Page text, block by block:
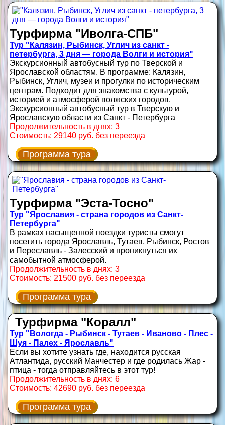
Турфирма "Иволга-СПБ"
Тур "Калязин, Рыбинск, Углич из санкт -
петербурга, 3 дня — города Волги и история"
Экскурсионный автобусный тур по Тверской и
Ярославской областям. В программе: Калязин,
Рыбинск, Углич, музеи и прогулки по историческим
центрам. Подходит для знакомства с культурой,
историей и атмосферой волжских городов.
Экскурсионный автобусный тур в Тверскую и
Ярославскую области из Санкт - Петербурга
Продолжительность в днях: 3
Стоимость: 29140 руб. без переезда
Программа тура
Турфирма "Эста-Тосно"
Тур "Ярославия - страна городов из Санкт‑
Петербурга"
В рамках насыщенной поездки туристы смогут
посетить города Ярославль, Тутаев, Рыбинск, Ростов
и Переславль - Залесский и проникнуться их
самобытной атмосферой.
Продолжительность в днях: 3
Стоимость: 21500 руб. без переезда
Программа тура
Турфирма "Коралл"
Тур "Вологда - Рыбинск - Тутаев - Иваново - Плес -
Шуя - Палех - Ярославль"
Если вы хотите узнать где, находится русская
Атлантида, русский Манчестер и где родилась Жар -
птица - тогда отправляйтесь в этот тур!
Продолжительность в днях: 6
Стоимость: 42690 руб. без переезда
Программа тура